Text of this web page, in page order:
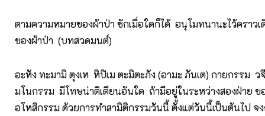
ตามความหมายของผ้าป่า ชักเมื่อใดก็ได้ อนุโมทนานะไว้คราวเ
ของผ้าป่า (บทสวดมนต์)
อะหัง ทะมามิ ตุงเห หิปิเม ตะมิตะภัง (อามะ ภันเต) กายกรรม
มโนกรรม มีโทษน่าติเตียนอันใด ถ้ามีอยู่ในระหว่างสองฝ่าย ข
อโหสิกรรม ด้วยการทำสามิติกรรมวันนี้ ตั้งแต่วันนี้เป็นต้นไป จง